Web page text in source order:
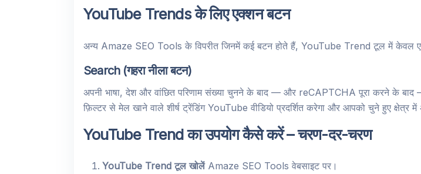
YouTube Trends के लिए एक्शन बटन
अन्य Amaze SEO Tools के विपरीत जिनमें कई बटन होते हैं, YouTube Trend टूल में केवल
Search (गहरा नीला बटन)
अपनी भाषा, देश और वांछित परिणाम संख्या चुनने के बाद — और reCAPTCHA पूरा करने के बाद —
फ़िल्टर से मेल खाने वाले शीर्ष ट्रेंडिंग YouTube वीडियो प्रदर्शित करेगा और आपको चुने हुए क्षेत्र
YouTube Trend का उपयोग कैसे करें – चरण-दर-चरण
YouTube Trend टूल खोलेंAmaze SEO Tools वेबसाइट पर।